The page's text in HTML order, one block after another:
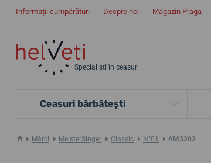
Informații cumpărături Despre noi Magazin Praga
Specialiști în ceasuri
Ceasuri bărbătești
Mărci MeisterSinger Classic N°01 AM3303